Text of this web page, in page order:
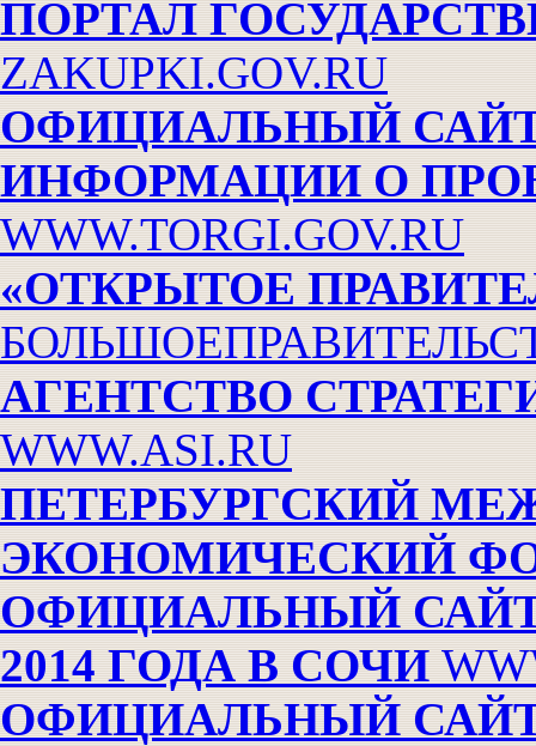
ПОРТАЛ
ZAKUPKI.GOV.RU
ОФИЦИАЛЬНЫЙ
ИНФОРМАЦИИ О
WWW.TORGI.GOV.RU
«ОТКРЫТОЕ
АГЕНТСТВО
WWW.ASI.RU
ПЕТЕРБУРГСКИЙ
ЭКОНОМИЧЕСКИЙ
ОФИЦИАЛЬНЫЙ
2014 ГОДА В СОЧИ
ОФИЦИАЛЬНЫЙ